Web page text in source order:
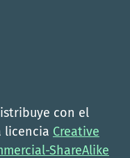
con el
licencia Creative
ShareAlike